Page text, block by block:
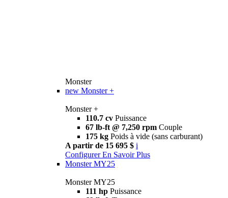
Monster
new Monster +
Monster +
110.7 cv Puissance
67 lb-ft @ 7,250 rpm Couple
175 kg Poids à vide (sans carburant)
A partir de 15 695 $ i
Configurer En Savoir Plus
Monster MY25
Monster MY25
111 hp Puissance